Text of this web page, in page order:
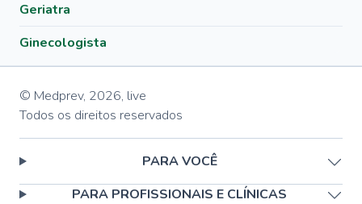
Geriatra
Ginecologista
© Medprev, 2026, live
Todos os direitos reservados
PARA VOCÊ
PARA PROFISSIONAIS E CLÍNICAS